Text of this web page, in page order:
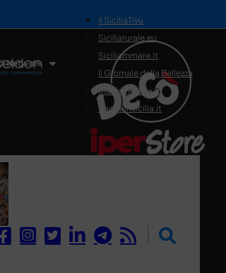
Il Network
il SiciliaTivù
Siciliarurale.eu
Siciliammare.it
Il Giornale della Bellezza
Siciliamedica.it
Sanitainsicilia.it